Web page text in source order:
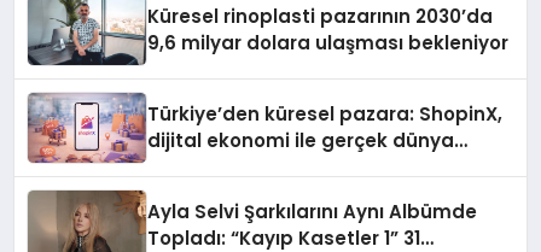
Küresel rinoplasti pazarının 2030’da
9,6 milyar dolara ulaşması bekleniyor
Türkiye’den küresel pazara: ShopinX,
dijital ekonomi ile gerçek dünya
Ayla Selvi Şarkılarını Aynı Albümde
Topladı: “Kayıp Kasetler 1” 31